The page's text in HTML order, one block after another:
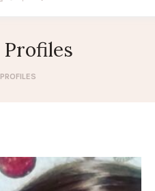
Profiles
PROFILES